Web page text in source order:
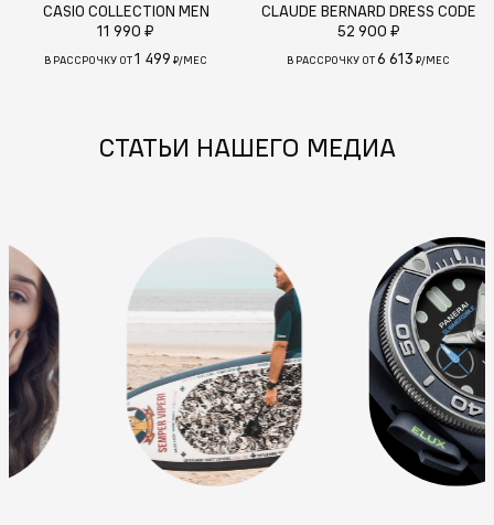
CASIO COLLECTION MEN
11 990 ₽
В РАССРОЧКУ ОТ1 499 ₽/МЕС
CLAUDE BERNARD DRESS CODE
52 900 ₽
В РАССРОЧКУ ОТ6 613 ₽/МЕС
СТАТЬИ НАШЕГО МЕДИА